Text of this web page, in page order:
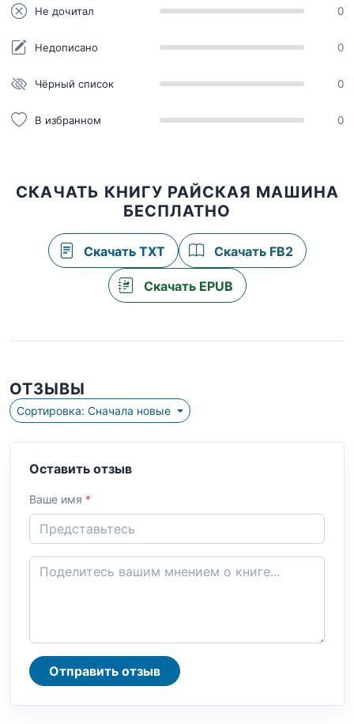
Не дочитал 0
Недописано 0
Чёрный список 0
В избранном 0
СКАЧАТЬ КНИГУ РАЙСКАЯ МАШИНА
БЕСПЛАТНО
Скачать TXT Скачать FB2
Скачать EPUB
ОТЗЫВЫ
Сортировка: Сначала новые
Оставить отзыв
Ваше имя *
Отправить отзыв